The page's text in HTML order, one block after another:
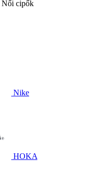
Női cipők
Nike
HOKA